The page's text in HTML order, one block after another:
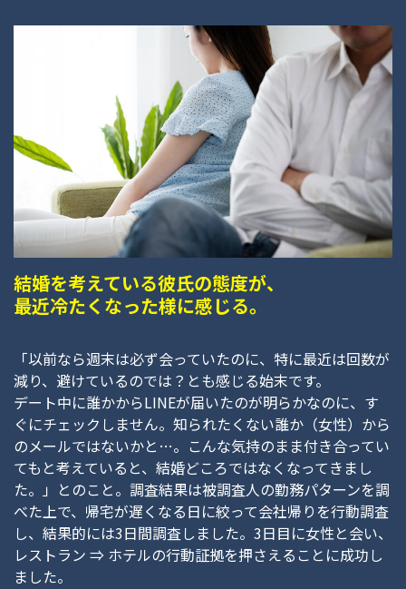
結婚を考えている彼氏の態度が、
最近冷たくなった様に感じる。
「以前なら週末は必ず会っていたのに、特に最近は回数が
減り、避けているのでは？とも感じる始末です。
デート中に誰かからLINEが届いたのが明らかなのに、す
ぐにチェックしません。知られたくない誰か（女性）から
のメールではないかと…。こんな気持のまま付き合ってい
てもと考えていると、結婚どころではなくなってきまし
た。」とのこと。調査結果は被調査人の勤務パターンを調
べた上で、帰宅が遅くなる日に絞って会社帰りを行動調査
し、結果的には3日間調査しました。3日目に女性と会い、
レストラン ⇒ ホテルの行動証拠を押さえることに成功し
ました。